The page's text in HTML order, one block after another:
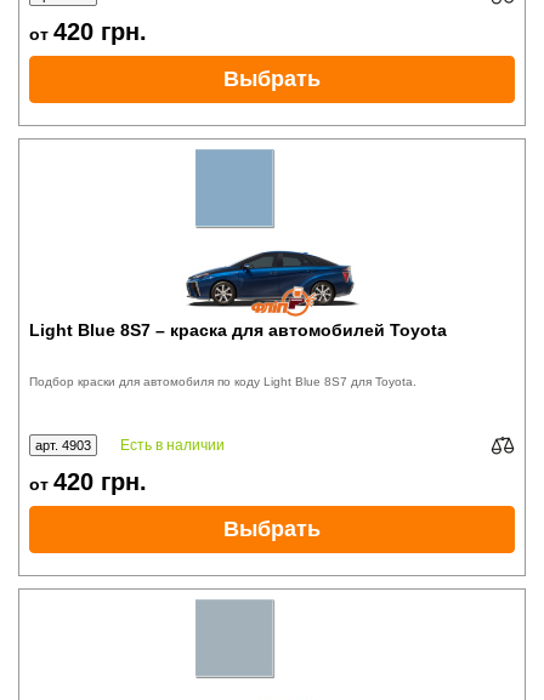
от 420 грн.
Выбрать
Light Blue 8S7 – краска для автомобилей Toyota
Подбор краски для автомобиля по коду Light Blue 8S7 для Toyota.
арт. 4903 Есть в наличии
от 420 грн.
Выбрать